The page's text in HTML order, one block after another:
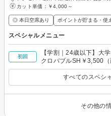
カット単価： ￥4,000～
◎ 本日空席あり ポイントが貯まる・使
スペシャルメニュー
初回
【学割｜24歳以下】大
クロバブルSH￥3,500（
すべてのスペシ
その他の